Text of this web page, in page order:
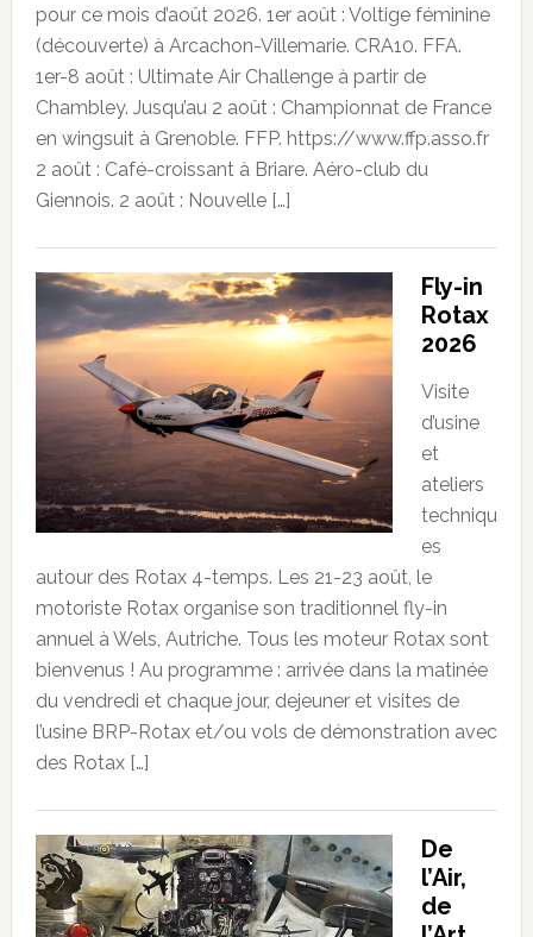
pour ce mois d’août 2026. 1er août : Voltige féminine
(découverte) à Arcachon-Villemarie. CRA10. FFA.
1er-8 août : Ultimate Air Challenge à partir de
Chambley. Jusqu’au 2 août : Championnat de France
en wingsuit à Grenoble. FFP. https://www.ffp.asso.fr
2 août : Café-croissant à Briare. Aéro-club du
Giennois. 2 août : Nouvelle […]
Fly-in
Rotax
2026
Visite
d’usine
et
ateliers
techniqu
es
autour des Rotax 4-temps. Les 21-23 août, le
motoriste Rotax organise son traditionnel fly-in
annuel à Wels, Autriche. Tous les moteur Rotax sont
bienvenus ! Au programme : arrivée dans la matinée
du vendredi et chaque jour, dejeuner et visites de
l’usine BRP-Rotax et/ou vols de démonstration avec
des Rotax […]
De
l’Air,
de